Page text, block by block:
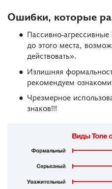
Ошибки, которые
Пассивно-
до этого места,
действовать».
Излишняя
рекомендуем
Чрезмерное
знаков!!!